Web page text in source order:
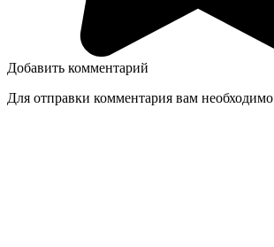
Добавить комментарий
Для отправки комментария вам необходимо